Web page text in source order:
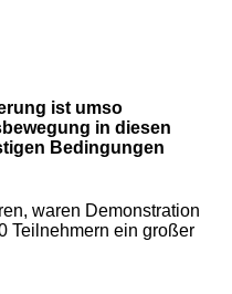
ist umso
in diesen
Bedingungen
waren Demonstration
Teilnehmern ein großer